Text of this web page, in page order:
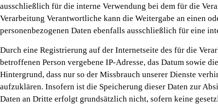
ausschließlich für die interne Verwendung bei dem für die
Verarbeitung Verantwortliche kann die Weitergabe an einen
personenbezogenen Daten ebenfalls ausschließlich für eine
Durch eine Registrierung auf der Internetseite des für die
betroffenen Person vergebene IP-Adresse, das Datum sowie
Hintergrund, dass nur so der Missbrauch unserer Dienste
aufzuklären. Insofern ist die Speicherung dieser Daten zur
Daten an Dritte erfolgt grundsätzlich nicht, sofern keine